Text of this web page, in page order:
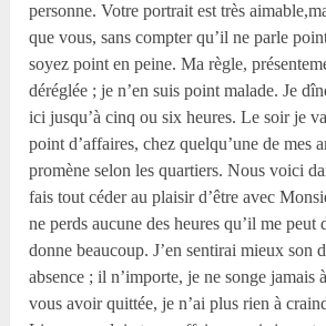
personne. Votre portrait est très
que vous, sans compter qu’il ne parle
soyez point en peine. Ma règle,
déréglée ; je n’en suis point malade. Je
ici jusqu’à cinq ou six heures. Le soir je
point d’affaires, chez quelqu’une de mes
promène selon les quartiers. Nous voici
fais tout céder au plaisir d’être avec
ne perds aucune des heures qu’il me peut
donne beaucoup. J’en sentirai mieux son
absence ; il n’importe, je ne songe jamais
vous avoir quittée, je n’ai plus rien à